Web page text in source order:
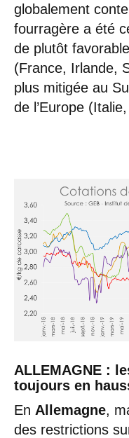
globalement
fourragère a été
de plutôt
(France, Irlande,
plus mitigée au
de l’Europe
ALLEMAGNE :
toujours en
En Allemagne,
des restrictions